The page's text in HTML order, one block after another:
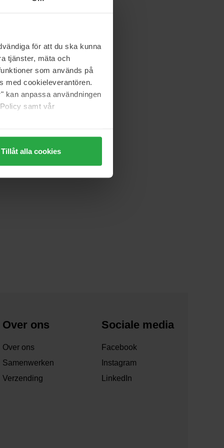
för att du ska kunna
tjänster, mäta och
som används på
med cookieleverantören.
kan anpassa användningen
samt vår
Tillåt alla cookies
Over ons
Over ons
Samenwerken
Verzending
Sociale media
Facebook
Instagram
LinkedIn